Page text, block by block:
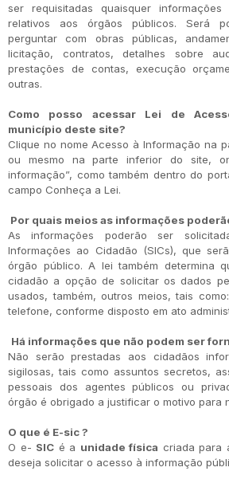
ser requisitadas quaisquer
relativos aos órgãos públicos. Será
perguntar com obras públicas,
licitação, contratos, detalhes sobre
prestações de contas, execução
outras.
Como posso acessar Lei de
município deste site?
Clique no nome Acesso à Informação na
ou mesmo na parte inferior do site,
informação”, como também dentro do
campo Conheça a Lei.
Por quais meios as informações
As informações poderão ser
Informações ao Cidadão (SICs), que
órgão público. A lei também determina
cidadão a opção de solicitar os dados
usados, também, outros meios, tais
telefone, conforme disposto em ato
Há informações que não podem ser
Não serão prestadas aos cidadãos
sigilosas, tais como assuntos secretos,
pessoais dos agentes públicos ou
órgão é obrigado a justificar o motivo para
O que é E-sic ?
O e- SIC é a unidade física criada para
deseja solicitar o acesso à informação